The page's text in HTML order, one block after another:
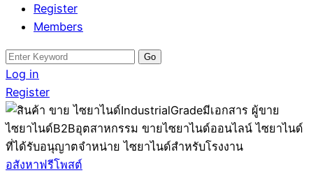
Register
Members
Search
for:
Log in
Register
อสังหาฟรีโพสต์